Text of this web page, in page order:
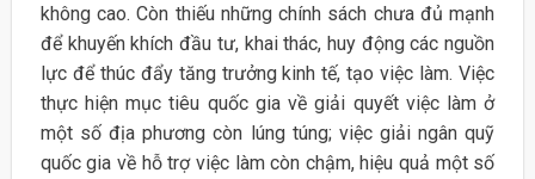
không cao. Còn thiếu những chính sách chưa đủ mạnh
để khuyến khích đầu tư, khai thác, huy động các nguồn
lực để thúc đẩy tăng trưởng kinh tế, tạo việc làm. Việc
thực hiện mục tiêu quốc gia về giải quyết việc làm ở
một số địa phương còn lúng túng; việc giải ngân quỹ
quốc gia về hỗ trợ việc làm còn chậm, hiệu quả một số